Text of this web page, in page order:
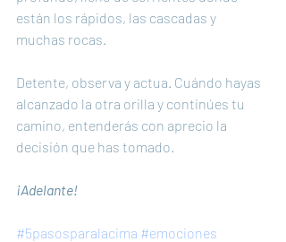
están los rápidos, las cascadas y
muchas rocas.
Detente, observa y actua. Cuándo hayas
alcanzado la otra orilla y continúes tu
camino, entenderás con aprecio la
decisión que has tomado.
¡Adelante!
#5pasosparalacima #emociones